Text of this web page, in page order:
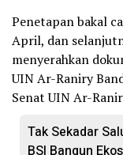
Penetapan bakal
April, dan
menyerahkan
UIN Ar-Raniry
Senat UIN Ar-
Tak Sekadar
BSI Bangun